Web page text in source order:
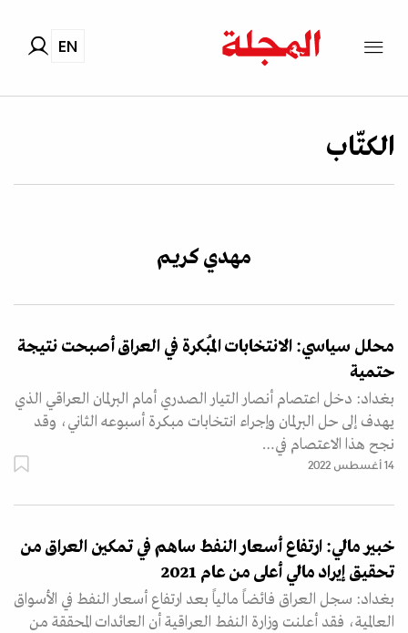
EN
الكتّاب
مهدي كريم
محلل سياسي: الانتخابات المُبكرة في العراق أصبحت نتيجة
حتمية
بغداد: دخل اعتصام أنصار التيار الصدري أمام البرلمان العراقي الذي
يهدف إلى حل البرلمان وإجراء انتخابات مبكرة أسبوعه الثاني، وقد
نجح هذا الاعتصام في…
14 أغسطس 2022
خبير مالي: ارتفاع أسعار النفط ساهم في تمكين العراق من
تحقيق إيراد مالي أعلى من عام 2021
بغداد: سجل العراق فائضاً مالياً بعد ارتفاع أسعار النفط في الأسواق
العالمية، فقد أعلنت وزارة النفط العراقية أن العائدات المحققة من